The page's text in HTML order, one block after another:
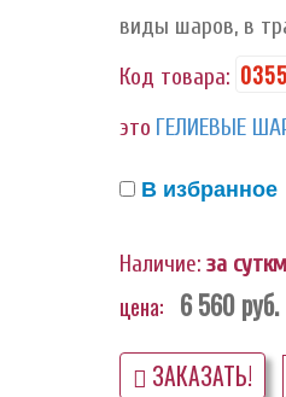
виды шаров, в
Код товара: 0355
это ГЕЛИЕВЫЕ
В избранное
Наличие: за суткм
цена: 6 560руб.
ЗАКАЗАТЬ!